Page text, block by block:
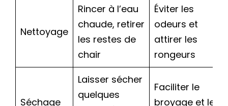
Nettoyage
Rincer à l’eau
chaude, retirer
les restes de
chair
Éviter les
odeurs et
attirer les
rongeurs
Séchage
Laisser sécher
quelques
Faciliter le
broyage et le